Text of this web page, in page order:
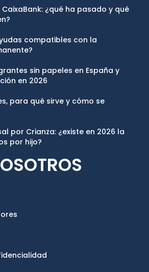
¿qué ha pasado y qué
compatibles con la
sin papeles en España y
en 2026
para qué sirve y cómo se
por Crianza: ¿existe en 2026 la
por hijo?